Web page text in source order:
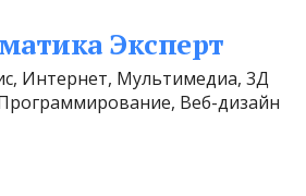
Эксперт
Интернет, Мультимедиа, 3Д
Веб-дизайн